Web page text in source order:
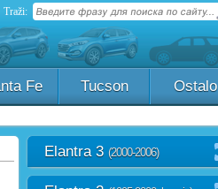
Traži:
Fe Tucson Ostalo
Elantra 3 (2000-2006)